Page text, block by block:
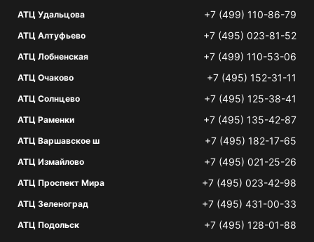
АТЦ Удальцова +7 (499) 110-86-79
АТЦ Алтуфьево +7 (495) 023-81-52
АТЦ Лобненская +7 (499) 110-53-06
АТЦ Очаково +7 (495) 152-31-11
АТЦ Солнцево +7 (495) 125-38-41
АТЦ Раменки +7 (495) 135-42-87
АТЦ Варшавское ш +7 (495) 182-17-65
АТЦ Измайлово +7 (495) 021-25-26
АТЦ Проспект Мира +7 (495) 023-42-98
АТЦ Зеленоград +7 (495) 431-00-33
АТЦ Подольск +7 (495) 128-01-88